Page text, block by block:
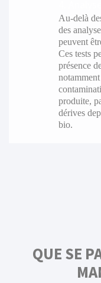
Au-delà
des
peuvent
Ces tests
présence
produite,
dérives
bio.
QUE SE